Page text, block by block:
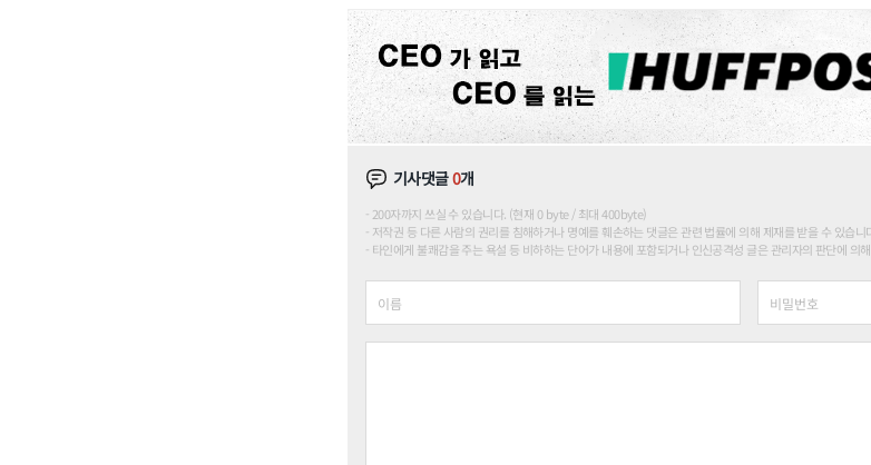
기사댓글0개
200자까지 쓰실 수 있습니다. (현재 0 byte / 최대 400byte)
저작권 등 다른 사람의 권리를 침해하거나 명예를 훼손하는 댓글은 관련 법률에 의해 제재를 받을 수 있습니
타인에게 불쾌감을 주는 욕설 등 비하하는 단어가 내용에 포함되거나 인신공격성 글은 관리자의 판단에 의